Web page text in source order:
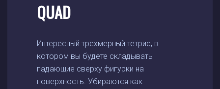
QUAD
Интересный трехмерный тетрис, в
котором вы будете складывать
падающие сверху фигурки на
поверхность. Убираются как